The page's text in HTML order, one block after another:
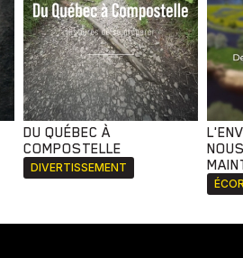
DU QUÉBEC À
COMPOSTELLE
DIVERTISSEMENT